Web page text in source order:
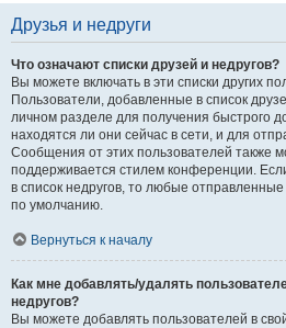
Друзья и недруги
Что означают списки друзей и недругов?
Вы можете включать в эти списки других
Пользователи, добавленные в список
личном разделе для получения быстрого
находятся ли они сейчас в сети, и для
Сообщения от этих пользователей также
поддерживается стилем конференции.
в список недругов, то любые
по умолчанию.
Вернуться к началу
Как мне добавлять/удалять
недругов?
Вы можете добавлять пользователей в